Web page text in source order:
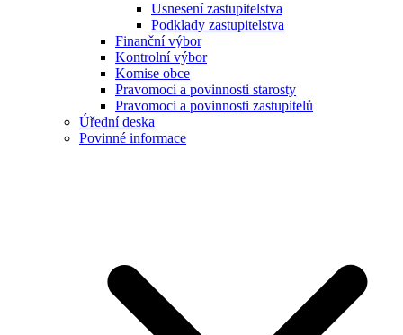
Usnesení zastupitelstva
Podklady zastupitelstva
Finanční výbor
Kontrolní výbor
Komise obce
Pravomoci a povinnosti starosty
Pravomoci a povinnosti zastupitelů
Úřední deska
Povinné informace